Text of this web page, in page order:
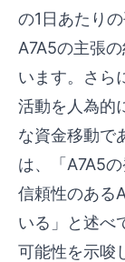
の1日あたり
A7A5の主張
います。さら
活動を人為的
な資金移動で
は、「A7A5
信頼性のある
いる」と述べ
可能性を示唆